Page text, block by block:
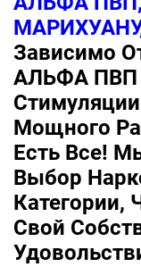
Зависимо
АЛЬФА ПВП
Мощного
Есть Все!
Выбор
Категории,
Свой